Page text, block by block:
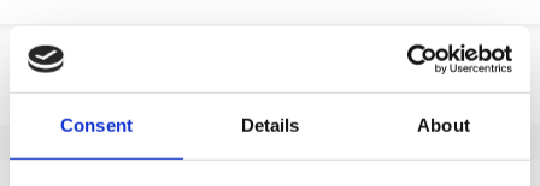
Consent Details About
Informação do produto